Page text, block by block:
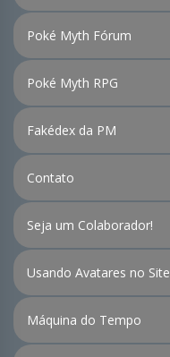
Poké Myth Fórum
Poké Myth RPG
Fakédex da PM
Contato
Seja um Colaborador!
Usando Avatares no Site
Máquina do Tempo